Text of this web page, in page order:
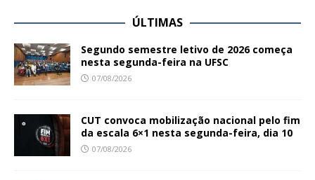
ÚLTIMAS
Segundo semestre letivo de 2026 começa
nesta segunda-feira na UFSC
07/08/2026
CUT convoca mobilização nacional pelo fim
da escala 6×1 nesta segunda-feira, dia 10
07/08/2026